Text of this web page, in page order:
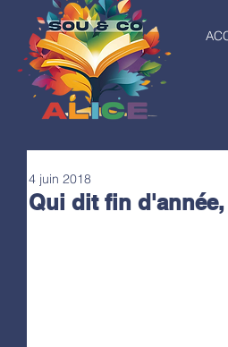
Qui dit fin d'année,
4 juin 2018